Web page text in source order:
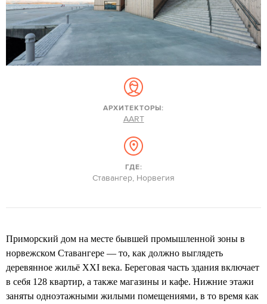
АРХИТЕКТОРЫ:
AART
ГДЕ:
Ставангер, Норвегия
Приморский дом на месте бывшей промышленной зоны в
норвежском Ставангере — то, как должно выглядеть
деревянное жильё XXI века. Береговая часть здания включает
в себя 128 квартир, а также магазины и кафе. Нижние этажи
заняты одноэтажными жилыми помещениями, в то время как